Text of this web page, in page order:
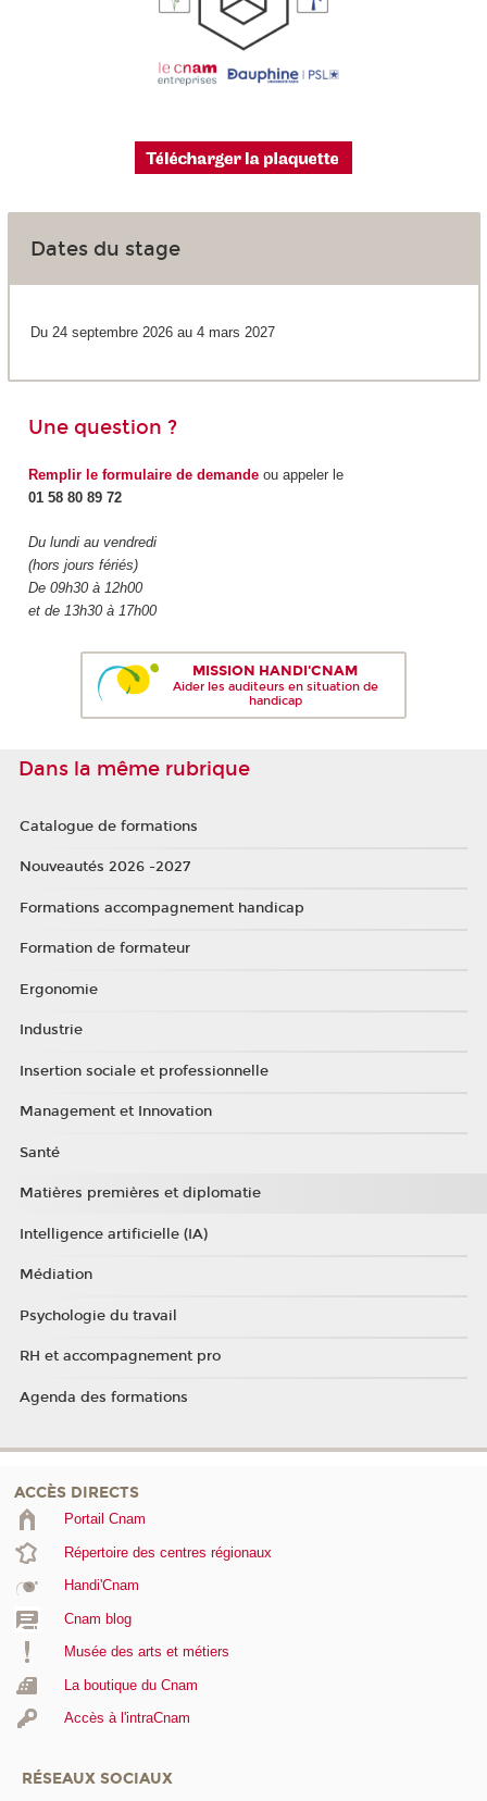
Dates du stage
Du 24 septembre 2026 au 4 mars 2027
Une question ?
Remplir le formulaire de demandeou appeler le
01 58 80 89 72
Du lundi au vendredi
(hors jours fériés)
De 09h30 à 12h00
et de 13h30 à 17h00
MISSION HANDI'CNAM
Aider les auditeurs en situation de
handicap
Dans la même rubrique
Catalogue de formations
Nouveautés 2026 -2027
Formations accompagnement handicap
Formation de formateur
Ergonomie
Industrie
Insertion sociale et professionnelle
Management et Innovation
Santé
Matières premières et diplomatie
Intelligence artificielle (IA)
Médiation
Psychologie du travail
RH et accompagnement pro
Agenda des formations
ACCÈS DIRECTS
Portail Cnam
Répertoire des centres régionaux
Handi'Cnam
Cnam blog
Musée des arts et métiers
La boutique du Cnam
Accès à l'intraCnam
RÉSEAUX SOCIAUX